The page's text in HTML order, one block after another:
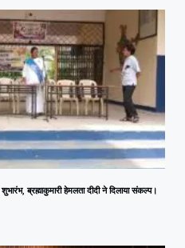
ब्रह्माकुमारी हेमलता दीदी ने दिलाया संकल्प।